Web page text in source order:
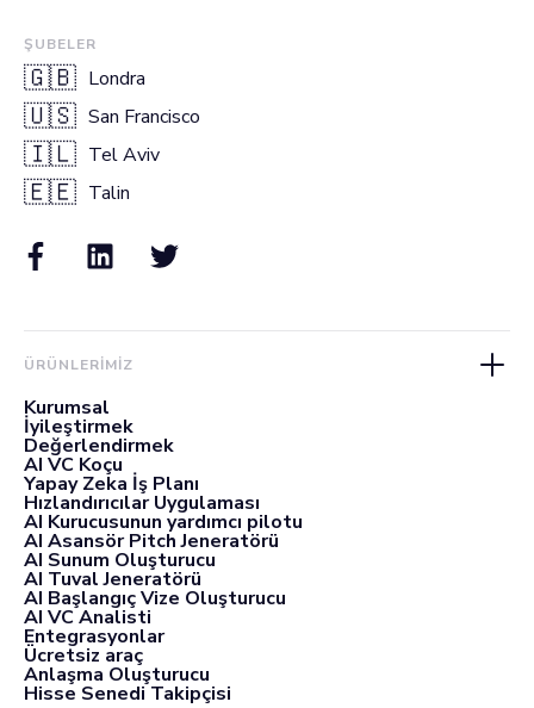
ŞUBELER
🇬🇧 Londra
🇺🇸 San Francisco
🇮🇱 Tel Aviv
🇪🇪 Talin
ÜRÜNLERIMIZ
Kurumsal
İyileştirmek
Değerlendirmek
AI VC Koçu
Yapay Zeka İş Planı
Hızlandırıcılar Uygulaması
AI Kurucusunun yardımcı pilotu
AI Asansör Pitch Jeneratörü
AI Sunum Oluşturucu
AI Tuval Jeneratörü
AI Başlangıç Vize Oluşturucu
AI VC Analisti
Entegrasyonlar
Ücretsiz araç
Anlaşma Oluşturucu
Hisse Senedi Takipçisi